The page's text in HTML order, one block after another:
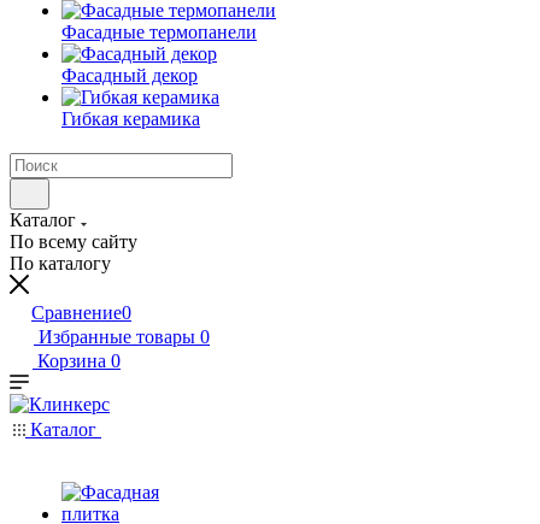
Фасадные термопанели
Фасадный декор
Гибкая керамика
Каталог
По всему сайту
По каталогу
Сравнение0
Избранные товары 0
Корзина 0
Каталог